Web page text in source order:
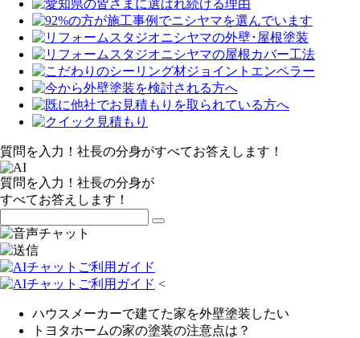
質問を入力！社長の分身がすべてお答えします！
質問を入力！社長の分身が
すべてお答えします！
<
ハウスメーカーで建てた家を外壁塗装したい
トヨタホームの家の塗装の注意点は？